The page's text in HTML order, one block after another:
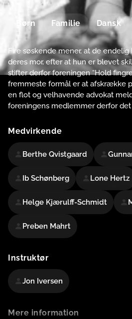
Børn Familie Dansk
Fire søskende mener, at de
deres mor, efter at hun er blevet
stifter derfor foreningen “Hold
fremmeste formål er at afskrække
en flot og velhavende advokat
foreningens medlemmer derfor det
Medvirkende
Berthe Qvistgaard
Ib Schønberg Lone Hertz
Helge Kjærulff-Schmidt
Preben Mahrt
Instruktør
Jon Iversen
Mere information